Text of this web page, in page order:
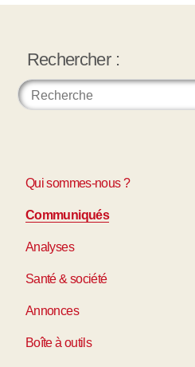
Rechercher :
Qui sommes-nous ?
Communiqués
Analyses
Santé & société
Annonces
Boîte à outils